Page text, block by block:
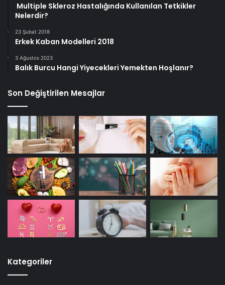
Multiple Skleroz Hastalığında Kullanılan Tetkikler
Nelerdir?
23 Şubat 2018
Erkek Kaban Modelleri 2018
3 Ağustos 2023
Balık Burcu Hangi Yiyecekleri Yemekten Hoşlanır?
Son Değiştirilen Mesajlar
Kategoriler